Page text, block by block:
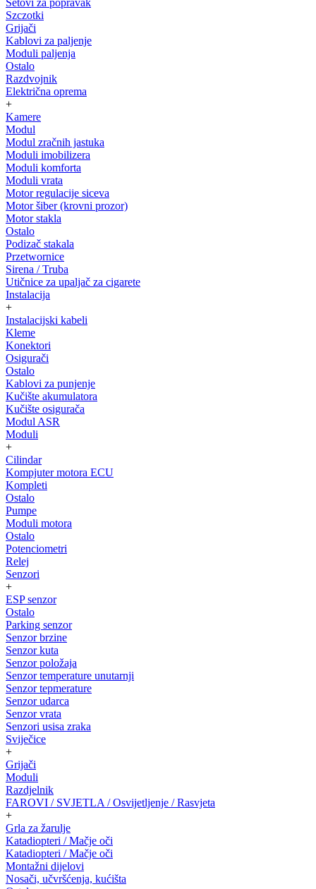
Setovi za popravak
Szczotki
Grijači
Kablovi za paljenje
Moduli paljenja
Ostalo
Razdvojnik
Električna oprema
+
Kamere
Modul
Modul zračnih jastuka
Moduli imobilizera
Moduli komforta
Moduli vrata
Motor regulacije siceva
Motor šiber (krovni prozor)
Motor stakla
Ostalo
Podizač stakala
Przetwornice
Sirena / Truba
Utičnice za upaljač za cigarete
Instalacija
+
Instalacijski kabeli
Kleme
Konektori
Osigurači
Ostalo
Kablovi za punjenje
Kučište akumulatora
Kučište osigurača
Modul ASR
Moduli
+
Cilindar
Kompjuter motora ECU
Kompleti
Ostalo
Pumpe
Moduli motora
Ostalo
Potenciometri
Relej
Senzori
+
ESP senzor
Ostalo
Parking senzor
Senzor brzine
Senzor kuta
Senzor položaja
Senzor temperature unutarnji
Senzor tepmerature
Senzor udarca
Senzor vrata
Senzori usisa zraka
Sviječice
+
Grijači
Moduli
Razdjelnik
FAROVI / SVJETLA / Osvijetljenje / Rasvjeta
+
Grla za žarulje
Katadiopteri / Mačje oči
Katadiopteri / Mačje oči
Montažni dijelovi
Nosači, učvršćenja, kućišta